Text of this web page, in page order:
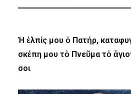
Ἡ ἐλπίς μου ὁ Πατήρ,
σκέπη μου τὸ Πνεῦμα τὸ
σοι